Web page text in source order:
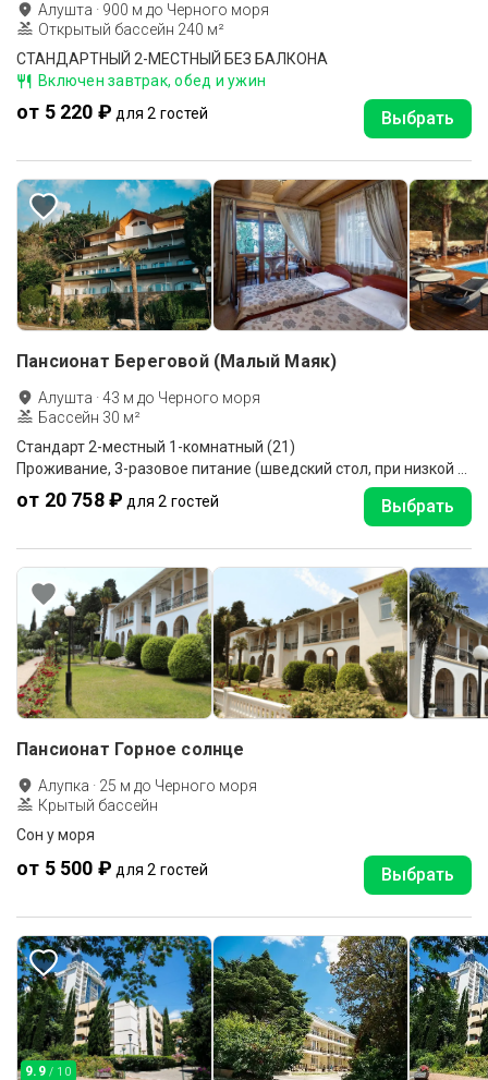
Алушта · 900 м до Черного моря
Открытый бассейн 240 м²
СТАНДАРТНЫЙ 2-МЕСТНЫЙ БЕЗ БАЛКОНА
Включен завтрак, обед и ужин
от 5 220 ₽ для 2 гостей Выбрать
Пансионат Береговой (Малый Маяк)
Алушта ·43 м до Черного моря
Бассейн 30 м²
Стандарт 2-местный 1-комнатный (21)
от 20 758 ₽ для 2 гостей Выбрать
Пансионат Горное солнце
Алупка · 25 м до Черного моря
Крытый бассейн
Сон у моря
от 5 500 ₽ для 2 гостей Выбрать
9.9 / 10